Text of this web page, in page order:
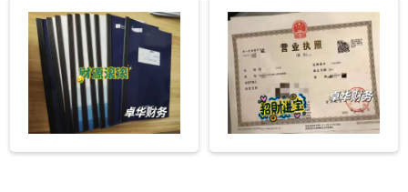
家，拥有相应专利，但将专利提供给公司使用时并没
有说明该技术属于何种方式使用。建议老板们将技术
专利作价投入注册公司，一方面可以改善公司的财务
状况，减少投资时的资金压力；一方面，作价入股以
后，公司可...
27
2021-10
财务部门在传统算账的基础上
财务部门在传统算账的基础上，对于项目的经济性预
测将发挥重要作用。 其标志性的标签就是现在越来越
多的总会计师进入了企业的决策层，并在投资、撤资
27 特别提醒注册公司时经营范围莫乱写